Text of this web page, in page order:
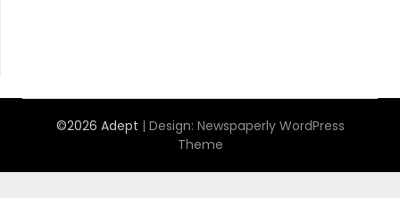
©2026 Adept | Design: Newspaperly WordPress
Theme